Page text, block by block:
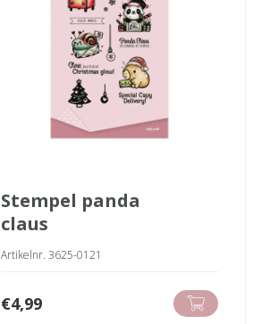
stempel panda
claus
Artikelnr. 3625-0121
€4,99